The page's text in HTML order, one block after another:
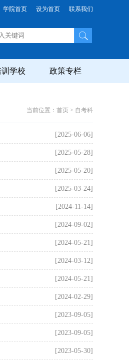
学院首页 设为首页 联系我们
学校 政策专栏
当前位置：首页 > 自考科
[2025-06-06]
[2025-05-28]
[2025-05-20]
[2025-03-24]
[2024-11-14]
[2024-09-02]
[2024-05-21]
[2024-03-12]
[2024-05-21]
[2024-02-29]
[2023-09-05]
[2023-09-05]
[2023-05-30]